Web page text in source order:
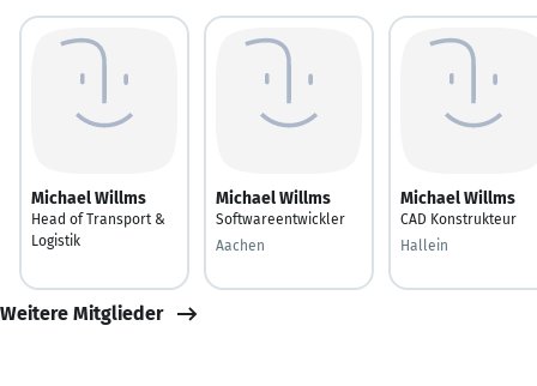
Michael Willms
Head of Transport &
Logistik
Michael Willms
Softwareentwickler
Aachen
Michael Willms
CAD Konstrukteur
Hallein
Weitere Mitglieder